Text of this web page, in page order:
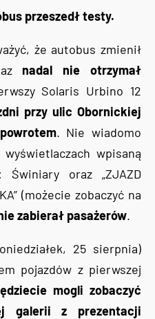
przeszedł testy.
że autobus zmienił
nadal nie otrzymał
Solaris Urbino 12
przy ulic Obornickiej
. Nie wiadomo
wpisaną
oraz „ZJAZD
(możecie zobaczyć na
zabierał pasażerów.
25 sierpnia)
pojazdów z pierwszej
mogli zobaczyć
galerii z prezentacji